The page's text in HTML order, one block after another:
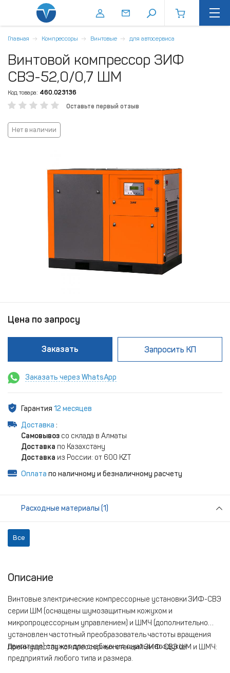
Главная Компрессоры Винтовые для автосервиса
Винтовой компрессор ЗИФ
СВЭ-52,0/0,7 ШМ
Код товара: 460.023136
Оставьте первый отзыв
Нет в наличии
Цена по запросу
Заказать Запросить КП
Заказать через WhatsApp
Гарантия 12 месяцев
Доставка :
Самовывоз со склада в Алматы
Доставка по Казахстану
Доставка из России: от 600 KZT
Оплата по наличному и безналичному расчету
Расходные материалы (1)
Все
Описание
Винтовые электрические компрессорные установки ЗИФ-СВЭ
серии ШМ (оснащены шумозащитным кожухом и
микропроцессорным управлением) и ШМЧ (дополнительно
установлен частотный преобразователь частоты вращения
двигателя) служат для снабжения сжатым воздухом
предприятий любого типа и размера.
Преимущества компрессорных станций ЗИФ-СВЭ ШМ и ШМЧ: